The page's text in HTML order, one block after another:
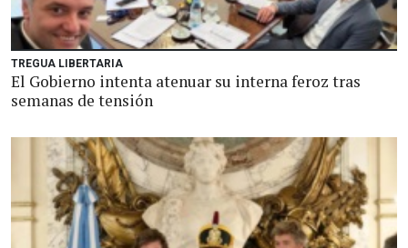
TREGUA LIBERTARIA
El Gobierno intenta atenuar su interna feroz tras
semanas de tensión